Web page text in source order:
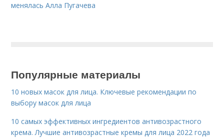
менялась Алла Пугачева
Популярные материалы
10 новых масок для лица. Ключевые рекомендации по
выбору масок для лица
10 самых эффективных ингредиентов антивозрастного
крема. Лучшие антивозрастные кремы для лица 2022 года